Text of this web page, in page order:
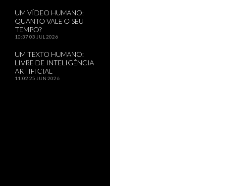
UM VÍDEO HUMANO:
QUANTO VALE O SEU
TEMPO?
10:3703 JUL 2026
UM TEXTO HUMANO:
LIVRE DE INTELIGÊNCIA
ARTIFICIAL
11:02 25 JUN 2026